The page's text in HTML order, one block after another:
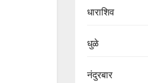
धाराशिव
धुळे
नंदुरबार